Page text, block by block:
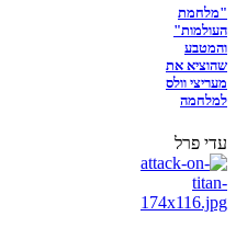
"מלחמת
העולמות"
והמטבע
שהוציא את
מעריצי וולס
למלחמה
עדי פרל